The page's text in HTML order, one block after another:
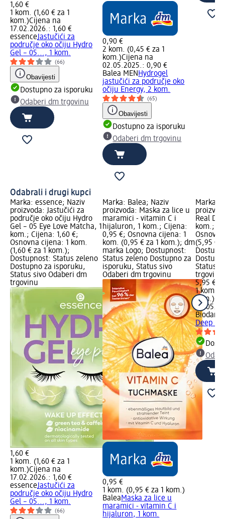
1,60 €
1 kom. (1,60 € za 1
kom.)Cijena na
17.02.2026.: 1,60 €
essenceJastučići za
područje oko očiju Hydro
Gel – 05..., 1 kom.
(66)
Obavijesti
Dostupno za isporuku
Odaberi dm trgovinu
0,90 €
2 kom. (0,45 € za 1
kom.)Cijena na
02.05.2025.: 0,90 €
Balea MEN Hydrogel
jastučići za područje oko
očiju Energy, 2 kom.
(65)
Obavijesti
Dostupno za isporuku
Odaberi dm trgovinu
Odabrali i drugi kupci
Marka: essence; Naziv
proizvoda: Jastučići za
područje oko očiju Hydro
Gel – 05 Eye Love Matcha, 1
kom.; Cijena: 1,60 €;
Osnovna cijena: 1 kom.
(1,60 € za 1 kom.);
Dostupnost: Status zeleno
Dostupno za isporuku,
Status sivo Odaberi dm
trgovinu
1,60 €
1 kom. (1,60 € za 1
kom.)Cijena na
17.02.2026.: 1,60 €
essenceJastučići za
područje oko očiju Hydro
Gel – 05..., 1 kom.
(66)
Marka: Balea; Naziv
proizvoda: Maska za lice u
maramici - vitamin C i
hijaluron, 1 kom.; Cijena:
0,95 €; Osnovna cijena: 1
kom. (0,95 € za 1 kom.); dm
marka Logo; Dostupnost:
Status zeleno Dostupno za
isporuku, Status sivo
Odaberi dm trgovinu
0,95 €
1 kom. (0,95 € za 1 kom.)
BaleaMaska za lice u
maramici - vitamin C i
hijaluron, 1 kom.
Marka:
Real
kom.;
(5,95 €
Status
trgovinu
5,95 €
1 kom.
kom.)
Deep